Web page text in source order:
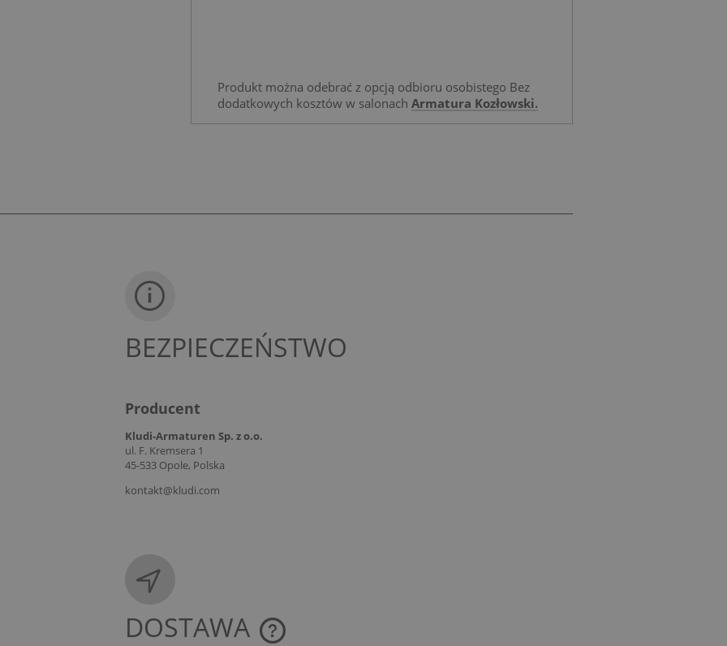
Produkt można odebrać z opcją odbioru osobistego Bez
dodatkowych kosztów w salonachArmatura Kozłowski.
BEZPIECZEŃSTWO
Producent
Kludi-Armaturen Sp. z o.o.
ul. F. Kremsera 1
45-533 Opole, Polska
kontakt@kludi.com
DOSTAWA